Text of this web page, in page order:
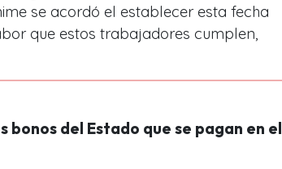
se acordó el establecer esta fecha
que estos trabajadores cumplen,
bonos del Estado que se pagan en el